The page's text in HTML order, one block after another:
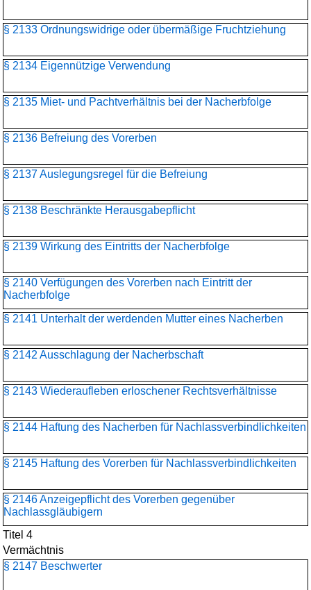
§ 2133 Ordnungswidrige oder übermäßige Fruchtziehung
§ 2134 Eigennützige Verwendung
§ 2135 Miet- und Pachtverhältnis bei der Nacherbfolge
§ 2136 Befreiung des Vorerben
§ 2137 Auslegungsregel für die Befreiung
§ 2138 Beschränkte Herausgabepflicht
§ 2139 Wirkung des Eintritts der Nacherbfolge
§ 2140 Verfügungen des Vorerben nach Eintritt der
Nacherbfolge
§ 2141 Unterhalt der werdenden Mutter eines Nacherben
§ 2142 Ausschlagung der Nacherbschaft
§ 2143 Wiederaufleben erloschener Rechtsverhältnisse
§ 2144 Haftung des Nacherben für Nachlassverbindlichkeiten
§ 2145 Haftung des Vorerben für Nachlassverbindlichkeiten
§ 2146 Anzeigepflicht des Vorerben gegenüber
Nachlassgläubigern
Titel 4
Vermächtnis
§ 2147 Beschwerter